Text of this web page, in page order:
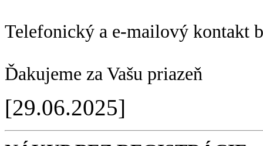
Telefonický a e-mailový kontakt
Ďakujeme za Vašu priazeň
[29.06.2025]